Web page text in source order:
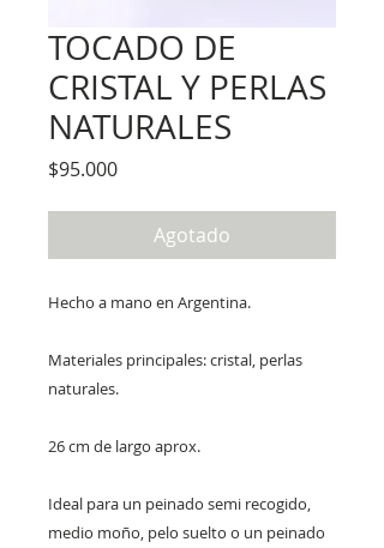
TOCADO DE
CRISTAL Y PERLAS
NATURALES
$95.000Precio
Agotado
Hecho a mano en Argentina.
Materiales principales: cristal, perlas
naturales.
26 cm de largo aprox.
Ideal para un peinado semi recogido,
medio moño, pelo suelto o un peinado